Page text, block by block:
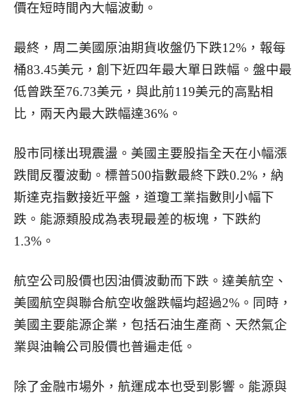
價在短時間內大幅波動。
最終，周二美國原油期貨收盤仍下跌12%，報每
桶83.45美元，創下近四年最大單日跌幅。盤中最
低曾跌至76.73美元，與此前119美元的高點相
比，兩天內最大跌幅達36%。
股市同樣出現震盪。美國主要股指全天在小幅漲
跌間反覆波動。標普500指數最終下跌0.2%，納
斯達克指數接近平盤，道瓊工業指數則小幅下
跌。能源類股成為表現最差的板塊，下跌約
1.3%。
航空公司股價也因油價波動而下跌。達美航空、
美國航空與聯合航空收盤跌幅均超過2%。同時，
美國主要能源企業，包括石油生產商、天然氣企
業與油輪公司股價也普遍走低。
除了金融市場外，航運成本也受到影響。能源與